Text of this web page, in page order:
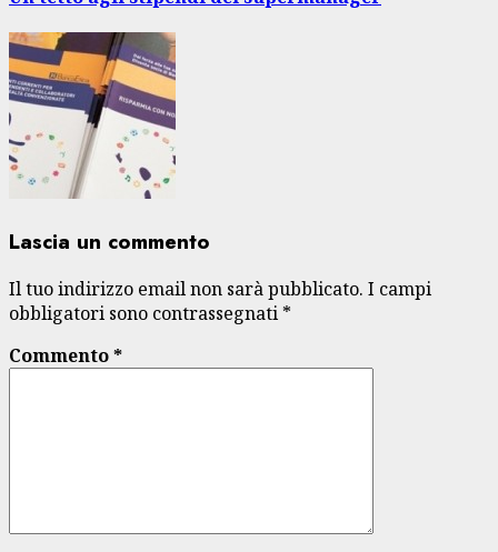
Lascia un commento
Il tuo indirizzo email non sarà pubblicato. I campi
obbligatori sono contrassegnati *
Commento*